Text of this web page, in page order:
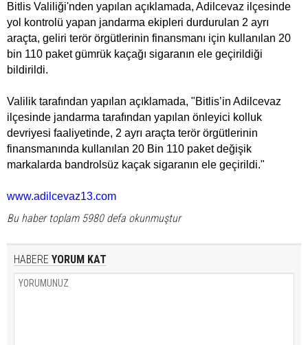
Bitlis Valiliği'nden yapılan açıklamada, Adilcevaz ilçesinde
yol kontrolü yapan jandarma ekipleri durdurulan 2 ayrı
araçta, geliri terör örgütlerinin finansmanı için kullanılan 20
bin 110 paket gümrük kaçağı sigaranın ele geçirildiği
bildirildi.
Valilik tarafından yapılan açıklamada, "Bitlis’in Adilcevaz
ilçesinde jandarma tarafından yapılan önleyici kolluk
devriyesi faaliyetinde, 2 ayrı araçta terör örgütlerinin
finansmanında kullanılan 20 Bin 110 paket değişik
markalarda bandrolsüz kaçak sigaranın ele geçirildi."
www.adilcevaz13.com
Bu haber toplam 5980 defa okunmuştur
HABERE YORUM KAT